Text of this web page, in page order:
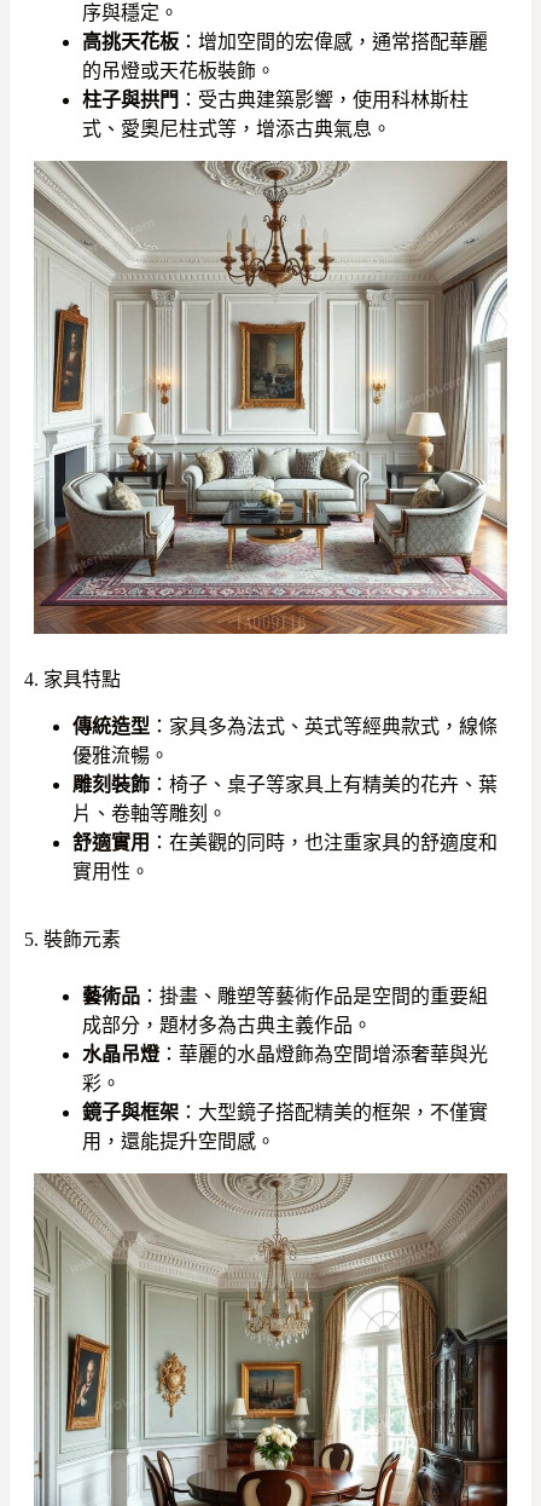
序與穩定。
高挑天花板 ：增加空間的宏偉感，通常搭配華麗
的吊燈或天花板裝飾。
柱子與拱門 ：受古典建築影響，使用科林斯柱
式、愛奧尼柱式等，增添古典氣息。
4. 家具特點
傳統造型 ：家具多為法式、英式等經典款式，線條
優雅流暢。
雕刻裝飾 ：椅子、桌子等家具上有精美的花卉、葉
片、卷軸等雕刻。
舒適實用 ：在美觀的同時，也注重家具的舒適度和
實用性。
5. 裝飾元素
藝術品 ：掛畫、雕塑等藝術作品是空間的重要組
成部分，題材多為古典主義作品。
水晶吊燈：華麗的水晶燈飾為空間增添奢華與光
彩。
鏡子與框架 ：大型鏡子搭配精美的框架，不僅實
用，還能提升空間感。